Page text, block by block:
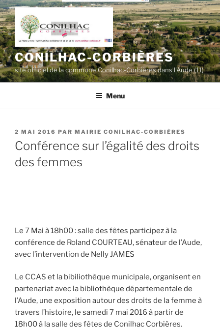
Aller
au
contenu
principal
CONILHAC-CORBIÈRES
site officiel de la commune Conilhac-Corbières dans l'Aude (11)
Menu
PUBLIÉ
LE
2 MAI 2016 PAR MAIRIE CONILHAC-CORBIÈRES
Conférence sur l’égalité des droits
des femmes
Le 7 Mai à 18h00 : salle des fêtes participez à la
conférence de Roland COURTEAU, sénateur de l’Aude,
avec l’intervention de Nelly JAMES
Le CCAS et la bibiliothèque municipale, organisent en
partenariat avec la bibliothèque départementale de
l’Aude, une exposition autour des droits de la femme à
travers l’histoire, le samedi 7 mai 2016 à partir de
18h00 à la salle des fêtes de Conilhac Corbières.